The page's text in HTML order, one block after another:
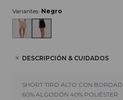
Variantes: Negro
DESCRIPCIÓN & CUIDADOS
SHORT TIRO ALTO CON
60% ALGODÓN 40% POLIÉSTER